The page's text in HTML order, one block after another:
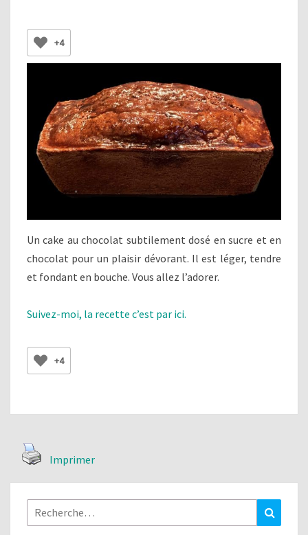
+4
Un cake au chocolat subtilement dosé en sucre et en
chocolat pour un plaisir dévorant. Il est léger, tendre
et fondant en bouche. Vous allez l’adorer.
Suivez-moi, la recette c’est par ici.
+4
Imprimer
Rechercher :